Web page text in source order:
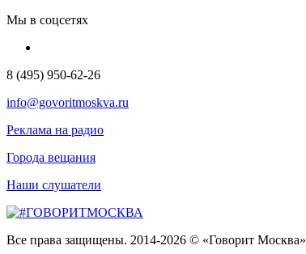
Мы в соцсетях
8 (495) 950-62-26
info@govoritmoskva.ru
Реклама на радио
Города вещания
Наши слушатели
Все права защищены. 2014-2026 © «Говорит Москва»